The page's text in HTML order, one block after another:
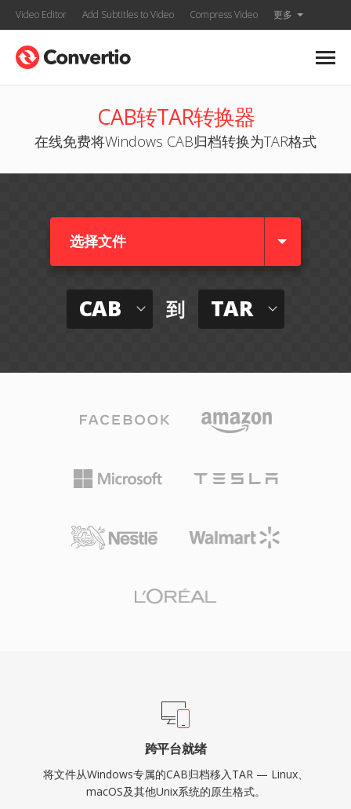
Video Editor Add Subtitles to Video Compress Video 更多
CAB转TAR转换器
在线免费将Windows CAB归档转换为TAR格式
选择文件
CAB 到 TAR
跨平台就绪
将文件从Windows专属的CAB归档移入TAR — Linux、
macOS及其他Unix系统的原生格式。